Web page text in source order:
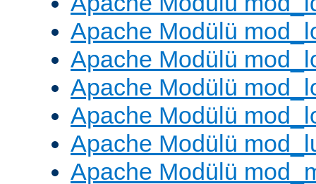
Apache Modülü
Apache Modülü
Apache Modülü
Apache Modülü
Apache Modülü
Apache Modülü